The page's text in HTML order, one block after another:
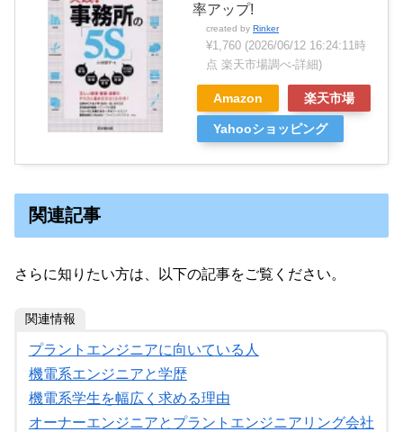
率アップ!
created by Rinker
¥1,760 (2026/06/12 16:24:11時
点 楽天市場調べ-詳細)
Amazon 楽天市場
Yahooショッピング
関連記事
さらに知りたい方は、以下の記事をご覧ください。
関連情報
プラントエンジニアに向いている人
機電系エンジニアと学歴
機電系学生を幅広く求める理由
オーナーエンジニアとプラントエンジニアリング会社